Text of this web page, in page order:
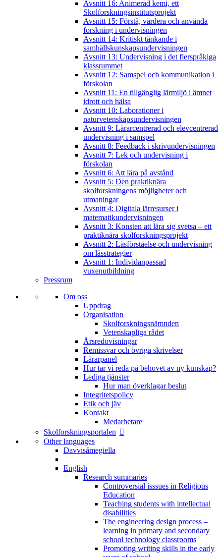
Avsnitt 16: Animerad kemi, ett
Skolforskningsinstitutsprojekt
Avsnitt 15: Förstå, värdera och använda
forskning i undervisningen
Avsnitt 14: Kritiskt tänkande i
samhällskunskapsundervisningen
Avsnitt 13: Undervisning i det flerspråkiga
klassrummet
Avsnitt 12: Samspel och kommunikation i
förskolan
Avsnitt 11: En tillgänglig lärmiljö i ämnet
idrott och hälsa
Avsnitt 10: Laborationer i
naturvetenskapsundervisningen
Avsnitt 9: Lärarcentrerad och elevcentrerad
undervisning i samspel
Avsnitt 8: Feedback i skrivundervisningen
Avsnitt 7: Lek och undervisning i
förskolan
Avsnitt 6: Att lära på avstånd
Avsnitt 5: Den praktiknära
skolforskningens möjligheter och
utmaningar
Avsnitt 4: Digitala lärresurser i
matematikundervisningen
Avsnitt 3: Konsten att lära sig svetsa – ett
praktiknära skolforskningsprojekt
Avsnitt 2: Läsförståelse och undervisning
om lässtrategier
Avsnitt 1: Individanpassad
vuxenutbildning
Pressrum
Om oss
Uppdrag
Organisation
Skolforskningsnämnden
Vetenskapliga rådet
Årsredovisningar
Remissvar och övriga skrivelser
Lärarpanel
Hur tar vi reda på behovet av ny kunskap?
Lediga tjänster
Hur man överklagar beslut
Integritetspolicy
Etik och jäv
Kontakt
Medarbetare
Skolforskningsportalen
Other languages
Davvisámegiella
English
Research summaries
Controversial isssues in Religious
Education
Teaching students with intellectual
disabilities
The engineering design process –
learning in primary and secondary
school technology classrooms
Promoting writing skills in the early